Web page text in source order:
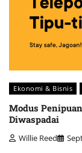
Ekonomi & Bisnis
Modus
Diwaspadai
Willie Reed